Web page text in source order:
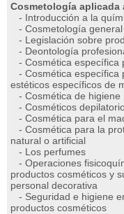
Cosmetologí­a aplicada
- Introducción a la
- Cosmetología general
- Legislación sobre
- Deontología
- Cosmética específica
- Cosmética específica
estéticos específicos de
- Cosmética de higiene
- Cosméticos
- Cosmética para el
- Cosmética para la
natural o artificial
- Los perfumes
- Operaciones
productos cosméticos y
personal decorativa
- Seguridad e higiene
productos cosméticos